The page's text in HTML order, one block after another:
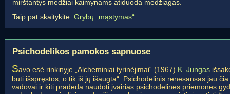
mirštantys medžiai kaimynams atiduoda medžiagas.
Taip pat skaitykite Grybų „mąstymas“
Psichodelikos pamokos sapnuose
Savo esė rinkinyje „Alcheminiai tyrinėjimai“ (1967) K. Jungas
būti išspręstos, o tik iš jų išaugta“. Psichodelinis renesansas jau
vadovai ir kiti pradeda naudoti įvairias psichodelines priemones